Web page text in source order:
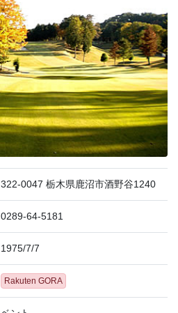
322-0047 栃木県鹿沼市酒野谷1240
0289-64-5181
1975/7/7
Rakuten GORA